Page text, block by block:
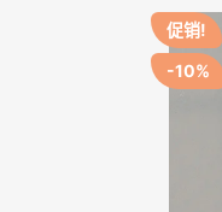
促销!
-10%